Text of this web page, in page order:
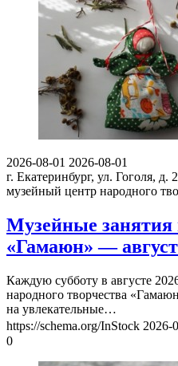
2026-08-01 2026-08-01
г. Екатеринбург, ул. Гоголя, д.
музейный центр народного
Музейные занятия
«Гамаюн» —
Каждую субботу в августе
народного творчества
на увлекательные…
https://schema.org/InStock 2026-
0